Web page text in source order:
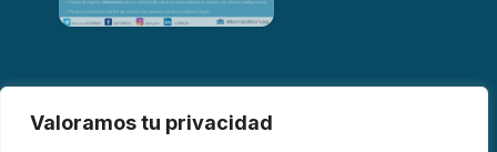
Valoramos tu privacidad